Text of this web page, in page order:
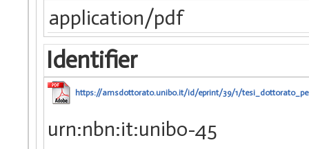
application/pdf
Identifier
https://amsdottorato.unibo.it/id/eprint/39/1/
urn:nbn:it:unibo-45